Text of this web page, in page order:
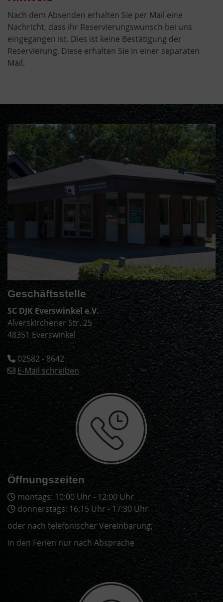
Nach dem Absenden erhalten Sie per Mail eine
Nachricht, dass ihr Reservierungswunsch bei uns
eingegangen ist. Dies ist keine Bestätigung der
Reservierung. Diese erhalten Sie in einer separaten
Mail.
Geschäftsstelle
SC DJK Everswinkel e.V.
Alverskirchener Str. 25
48351 Everswinkel
02582 - 8642
E-Mail schreiben
Öffnungszeiten
montags: 10:00 Uhr - 12:00 Uhr
donnerstags: 16:15 Uhr - 17:30 Uhr
oder nach telefonischer Vereinbarung;
in den Ferien nur nach Absprache